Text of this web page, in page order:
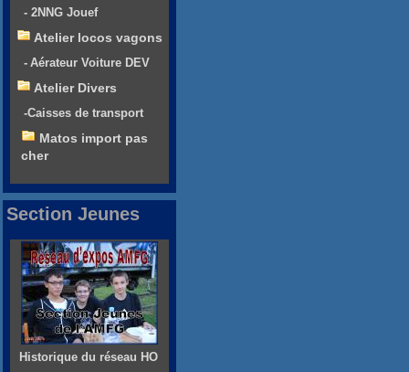
- 2NNG Jouef
Atelier locos vagons
- Aérateur Voiture DEV
Atelier Divers
-Caisses de transport
Matos import pas
cher
Section Jeunes
Historique du réseau HO